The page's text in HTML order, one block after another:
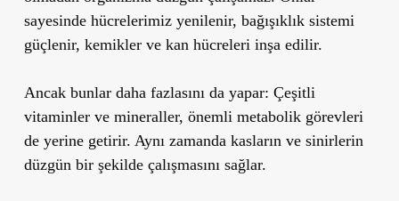
sayesinde hücrelerimiz yenilenir, bağışıklık sistemi
güçlenir, kemikler ve kan hücreleri inşa edilir.
Ancak bunlar daha fazlasını da yapar: Çeşitli
vitaminler ve mineraller, önemli metabolik görevleri
de yerine getirir. Aynı zamanda kasların ve sinirlerin
düzgün bir şekilde çalışmasını sağlar.